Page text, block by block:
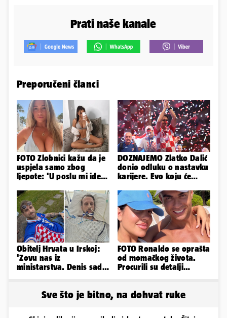
Prati naše kanale
Preporučeni članci
FOTO Zlobnici kažu da je
uspjela samo zbog
ljepote: 'U poslu mi ide
DOZNAJEMO Zlatko Dalić
donio odluku o nastavku
karijere. Evo koju će
Obitelj Hrvata u Irskoj:
'Zovu nas iz
ministarstva. Denis sada
FOTO Ronaldo se oprašta
od momačkog života.
Procurili su detalji
Sve što je bitno, na dohvat ruke